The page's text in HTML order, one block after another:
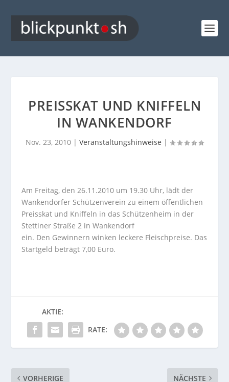
PREISSKAT UND KNIFFELN
IN WANKENDORF
Nov. 23, 2010 | Veranstaltungshinweise |
Am Freitag, den 26.11.2010 um 19.30 Uhr, lädt der
Wankendorfer Schützenverein zu einem öffentlichen
Preisskat und Kniffeln in das Schützenheim in der
Stettiner Straße 2 in Wankendorf
ein. Den Gewinnern winken leckere Fleischpreise. Das
Startgeld beträgt 7,00 Euro.
AKTIE:
RATE:
VORHERIGE NÄCHSTE